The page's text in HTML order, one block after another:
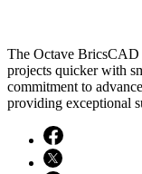
The Octave BricsCAD
projects quicker with
commitment to
providing exceptional